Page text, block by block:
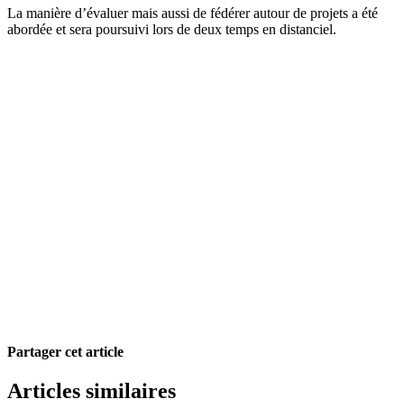
La manière d’évaluer mais aussi de fédérer autour de projets a été
abordée et sera poursuivi lors de deux temps en distanciel.
Partager cet article
Facebook
X
Pinterest
Courriel
Articles similaires